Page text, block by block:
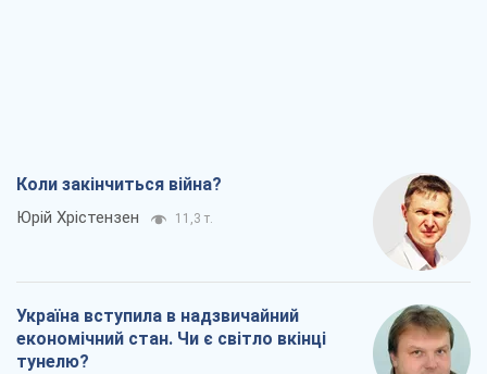
Коли закінчиться війна?
Юрій Хрістензен 11,3 т.
Україна вступила в надзвичайний
економічний стан. Чи є світло вкінці
тунелю?